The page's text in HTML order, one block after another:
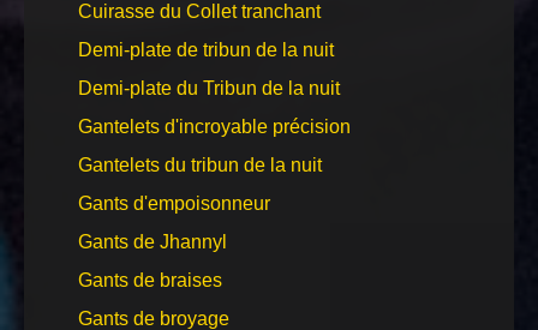
Cuirasse du Collet tranchant
Demi-plate de tribun de la nuit
Demi-plate du Tribun de la nuit
Gantelets d'incroyable précision
Gantelets du tribun de la nuit
Gants d'empoisonneur
Gants de Jhannyl
Gants de braises
Gants de broyage